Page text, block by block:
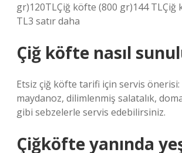
gr)120TLÇiğ köfte (800 gr)144 TLÇiğ
TL3 satır daha
Çiğ köfte nasıl
Etsiz çiğ köfte tarifi için servis
maydanoz, dilimlenmiş salatalık,
gibi sebzelerle servis edebilirsiniz.
Çiğköfte yanında